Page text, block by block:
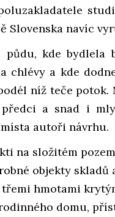
Slovenska navíc
půdu, kde bydlela
chlévy a kde
níž teče
a snad i
autoři návrhu.
na složitém
objekty skladů
hmotami
domu,